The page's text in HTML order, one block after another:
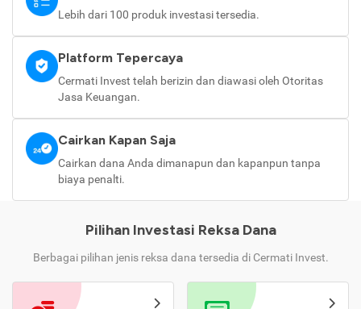
Lebih dari 100 produk investasi tersedia.
Platform Tepercaya
Cermati Invest telah berizin dan diawasi oleh Otoritas
Jasa Keuangan.
Cairkan Kapan Saja
Cairkan dana Anda dimanapun dan kapanpun tanpa
biaya penalti.
Pilihan Investasi Reksa Dana
Berbagai pilihan jenis reksa dana tersedia di Cermati Invest.